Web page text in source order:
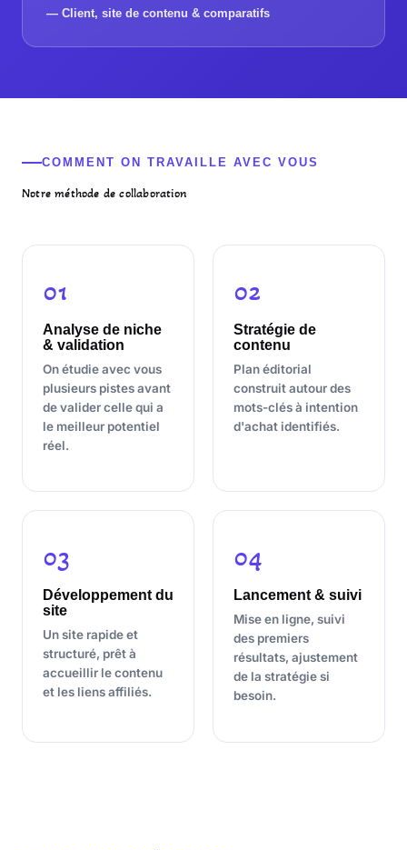
— Client, site de contenu & comparatifs
COMMENT ON TRAVAILLE AVEC VOUS
Notre méthode de collaboration
01
Analyse de niche
& validation
On étudie avec vous
plusieurs pistes avant
de valider celle qui a
le meilleur potentiel
réel.
02
Stratégie de
contenu
Plan éditorial
construit autour des
mots-clés à intention
d'achat identifiés.
03
Développement du
site
Un site rapide et
structuré, prêt à
accueillir le contenu
et les liens affiliés.
04
Lancement & suivi
Mise en ligne, suivi
des premiers
résultats, ajustement
de la stratégie si
besoin.